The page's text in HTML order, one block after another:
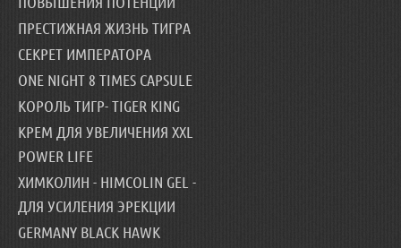
ПРЕСТИЖНАЯ ЖИЗНЬ ТИГРА
СЕКРЕТ ИМПЕРАТОРА
ONE NIGHT 8 TIMES CAPSULE
КОРОЛЬ ТИГР- TIGER KING
КРЕМ ДЛЯ УВЕЛИЧЕНИЯ XXL
POWER LIFE
ХИМКОЛИН - HIMCOLIN GEL -
ДЛЯ УСИЛЕНИЯ ЭРЕКЦИИ
GERMANY BLACK HAWK